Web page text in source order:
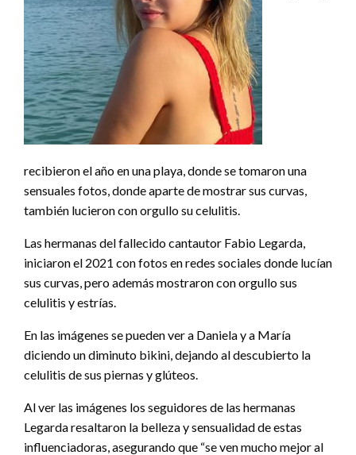
recibieron el año en una playa, donde se tomaron una
sensuales fotos, donde aparte de mostrar sus curvas,
también lucieron con orgullo su celulitis.
Las hermanas del fallecido cantautor Fabio Legarda,
iniciaron el 2021 con fotos en redes sociales donde lucían
sus curvas, pero además mostraron con orgullo sus
celulitis y estrías.
En las imágenes se pueden ver a Daniela y a María
diciendo un diminuto bikini, dejando al descubierto la
celulitis de sus piernas y glúteos.
Al ver las imágenes los seguidores de las hermanas
Legarda resaltaron la belleza y sensualidad de estas
influenciadoras, asegurando que “se ven mucho mejor al